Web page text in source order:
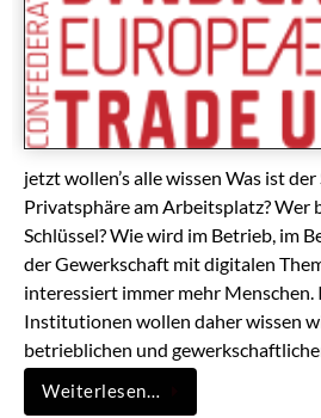
jetzt wollen’s alle wissen Was ist
Privatsphäre am Arbeitsplatz? Wer
Schlüssel? Wie wird im Betrieb, im
der Gewerkschaft mit digitalen
interessiert immer mehr Menschen.
Institutionen wollen daher wissen
betrieblichen und
Weiterlesen…